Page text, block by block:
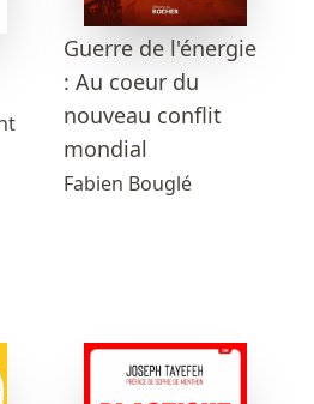
Guerre de l'énergie
: Au coeur du
nouveau conflit
mondial
Fabien Bouglé